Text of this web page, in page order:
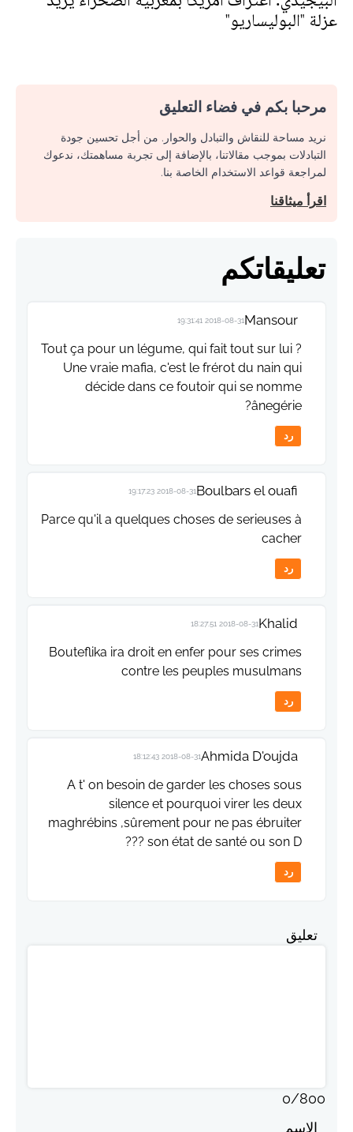
عزلة "البوليساريو"
مرحبا بكم في فضاء التعليق
نريد مساحة للنقاش والتبادل والحوار. من أجل تحسين جودة
التبادلات بموجب مقالاتنا، بالإضافة إلى تجربة مساهمتك، ندعوك
لمراجعة قواعد الاستخدام الخاصة بنا.
اقرأ ميثاقنا
تعليقاتكم
Mansour
2018-08-31 19:31:41
Tout ça pour un légume, qui fait tout sur lui ?
Une vraie mafia, c'est le frérot du nain qui
décide dans ce foutoir qui se nomme
ânegérie?
رد
Boulbars el ouafi
2018-08-31 19:17:23
Parce qu'il a quelques choses de serieuses à
cacher
رد
Khalid
2018-08-31 18:27:51
Bouteflika ira droit en enfer pour ses crimes
contre les peuples musulmans
رد
Ahmida D'oujda
2018-08-31 18:12:43
A t' on besoin de garder les choses sous
silence et pourquoi virer les deux
maghrébins ,sûrement pour ne pas ébruiter
son état de santé ou son D ???
رد
تعليق
0/800
الاسم